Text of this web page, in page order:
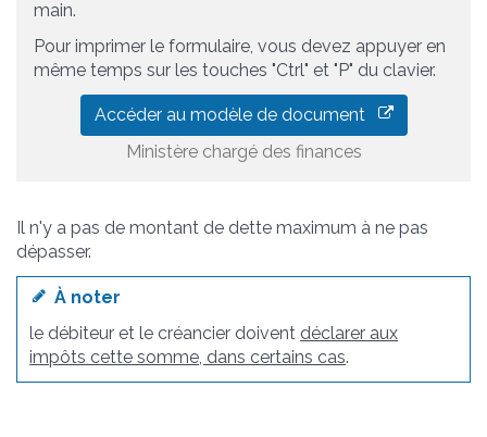
main.
Pour imprimer le formulaire, vous devez appuyer en
même temps sur les touches "Ctrl" et "P" du clavier.
Accéder au modèle de document
Ministère chargé des finances
Il n'y a pas de montant de dette maximum à ne pas
dépasser.
À noter
le débiteur et le créancier doivent déclarer aux
impôts cette somme, dans certains cas.